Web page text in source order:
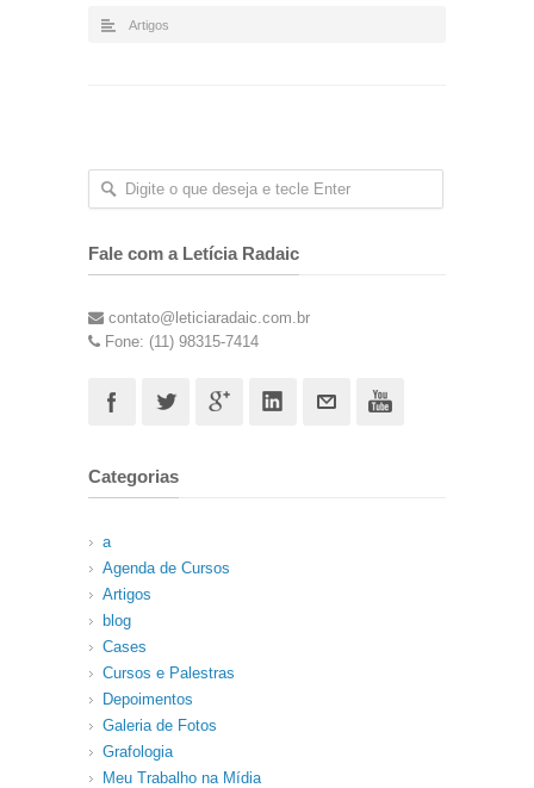
Artigos
Fale com a Letícia Radaic
contato@leticiaradaic.com.br
Fone: (11) 98315-7414
Categorias
a
Agenda de Cursos
Artigos
blog
Cases
Cursos e Palestras
Depoimentos
Galeria de Fotos
Grafologia
Meu Trabalho na Mídia